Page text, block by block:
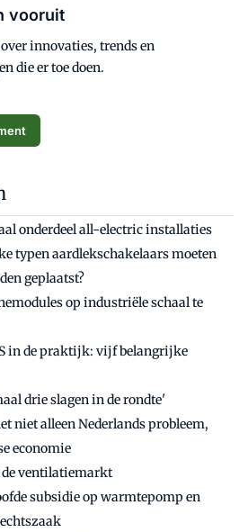
vooruit
innovaties, trends en
die er toe doen.
onderdeel all-electric installaties
typen aardlekschakelaars moeten
geplaatst?
op industriële schaal te
in de praktijk: vijf belangrijke
drie slagen in de rondte'
niet alleen Nederlands probleem,
economie
ventilatiemarkt
subsidie op warmtepomp en